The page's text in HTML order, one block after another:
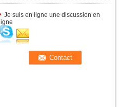
Je suis en ligne une discussion en
ligne